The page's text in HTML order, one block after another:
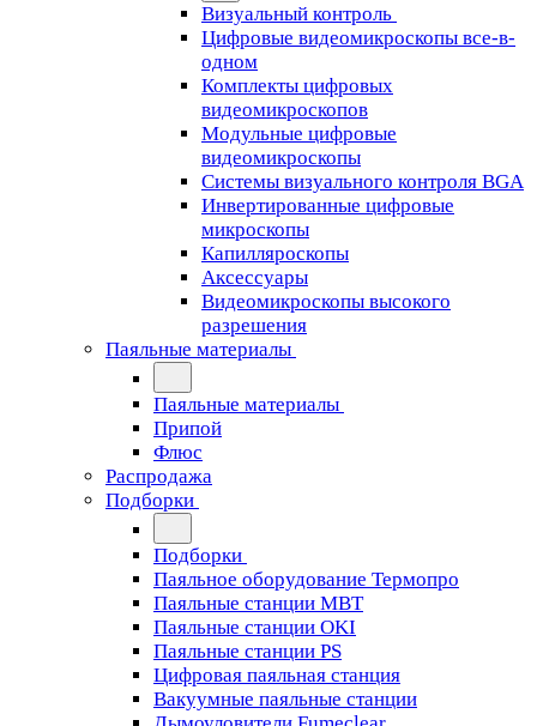
Визуальный контроль
Цифровые видеомикроскопы все-в-
одном
Комплекты цифровых
видеомикроскопов
Модульные цифровые
видеомикроскопы
Cистемы визуального контроля BGA
Инвертированные цифровые
микроскопы
Капилляроскопы
Аксессуары
Видеомикроскопы высокого
разрешения
Паяльные материалы
Паяльные материалы
Припой
Флюс
Распродажа
Подборки
Подборки
Паяльное оборудование Термопро
Паяльные станции MBT
Паяльные станции OKI
Паяльные станции PS
Цифровая паяльная станция
Вакуумные паяльные станции